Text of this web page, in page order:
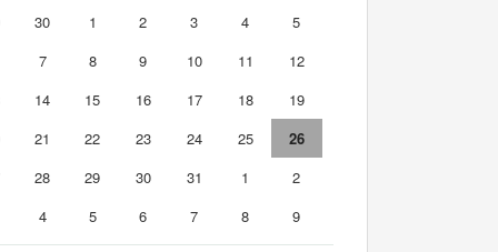
30 1 2 3 4
5
7 8 9 10 11
12
14 15 16 17 18
19
21 22 23 24 25
26
28 29 30 31 1
2
4 5 6 7 8 9